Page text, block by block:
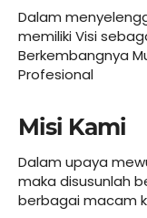
Dalam
memiliki Visi
Berkembangnya
Profesional
Misi Kami
Dalam upaya
maka disusunlah
berbagai macam